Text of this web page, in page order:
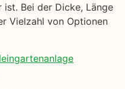
Bei der Dicke, Länge
Vielzahl von Optionen